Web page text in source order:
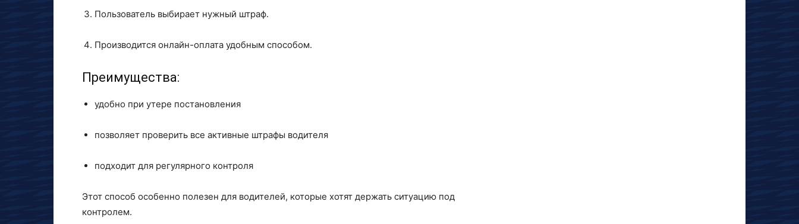
Пользователь выбирает нужный штраф.
Производится онлайн-оплата удобным способом.
Преимущества:
удобно при утере постановления
позволяет проверить все активные штрафы водителя
подходит для регулярного контроля
Этот способ особенно полезен для водителей, которые хотят держать ситуацию под
контролем.